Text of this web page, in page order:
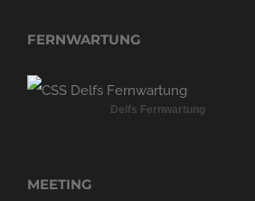
FERNWARTUNG
Delfs Fernwartung
MEETING